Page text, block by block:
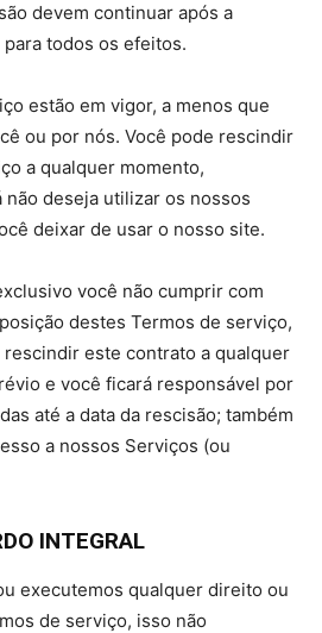
devem continuar após a
todos os efeitos.
estão em vigor, a menos que
ou por nós. Você pode rescindir
a qualquer momento,
deseja utilizar os nossos
deixar de usar o nosso site.
você não cumprir com
destes Termos de serviço,
este contrato a qualquer
e você ficará responsável por
até a data da rescisão; também
a nossos Serviços (ou
INTEGRAL
executemos qualquer direito ou
de serviço, isso não